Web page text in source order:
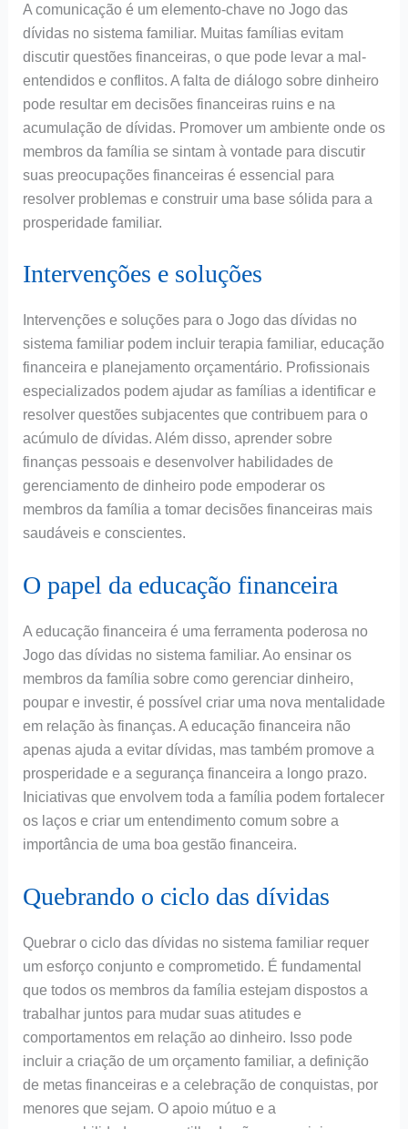
A comunicação é um elemento-chave no Jogo das
dívidas no sistema familiar. Muitas famílias evitam
discutir questões financeiras, o que pode levar a mal-
entendidos e conflitos. A falta de diálogo sobre dinheiro
pode resultar em decisões financeiras ruins e na
acumulação de dívidas. Promover um ambiente onde os
membros da família se sintam à vontade para discutir
suas preocupações financeiras é essencial para
resolver problemas e construir uma base sólida para a
prosperidade familiar.
Intervenções e soluções
Intervenções e soluções para o Jogo das dívidas no
sistema familiar podem incluir terapia familiar, educação
financeira e planejamento orçamentário. Profissionais
especializados podem ajudar as famílias a identificar e
resolver questões subjacentes que contribuem para o
acúmulo de dívidas. Além disso, aprender sobre
finanças pessoais e desenvolver habilidades de
gerenciamento de dinheiro pode empoderar os
membros da família a tomar decisões financeiras mais
saudáveis e conscientes.
O papel da educação financeira
A educação financeira é uma ferramenta poderosa no
Jogo das dívidas no sistema familiar. Ao ensinar os
membros da família sobre como gerenciar dinheiro,
poupar e investir, é possível criar uma nova mentalidade
em relação às finanças. A educação financeira não
apenas ajuda a evitar dívidas, mas também promove a
prosperidade e a segurança financeira a longo prazo.
Iniciativas que envolvem toda a família podem fortalecer
os laços e criar um entendimento comum sobre a
importância de uma boa gestão financeira.
Quebrando o ciclo das dívidas
Quebrar o ciclo das dívidas no sistema familiar requer
um esforço conjunto e comprometido. É fundamental
que todos os membros da família estejam dispostos a
trabalhar juntos para mudar suas atitudes e
comportamentos em relação ao dinheiro. Isso pode
incluir a criação de um orçamento familiar, a definição
de metas financeiras e a celebração de conquistas, por
menores que sejam. O apoio mútuo e a